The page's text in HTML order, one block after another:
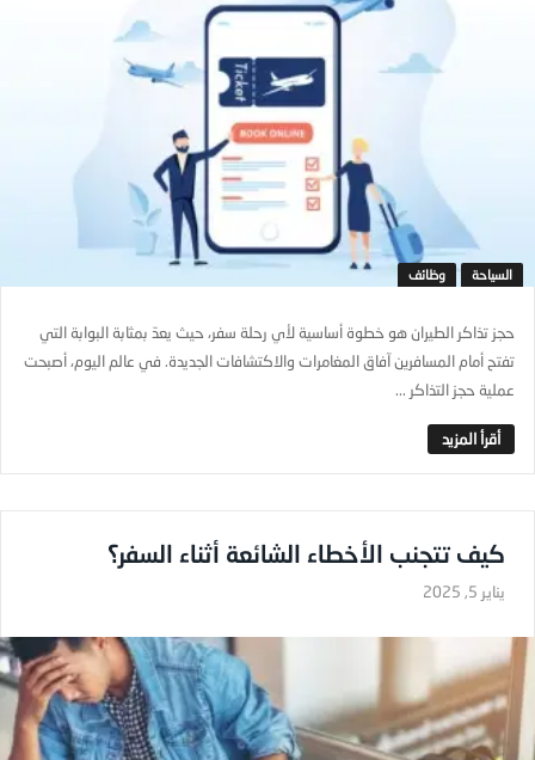
السياحة وظائف
حجز تذاكر الطيران هو خطوة أساسية لأي رحلة سفر، حيث يعدّ بمثابة البوابة التي
تفتح أمام المسافرين آفاق المغامرات والاكتشافات الجديدة. في عالم اليوم، أصبحت
عملية حجز التذاكر ...
كيف تتجنب الأخطاء الشائعة أثناء السفر؟
يناير 5, 2025